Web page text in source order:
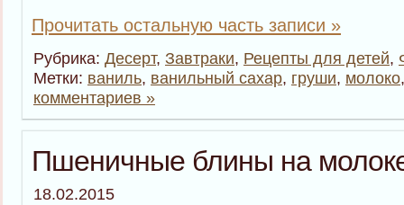
Прочитать остальную часть записи »
Рубрика: Десерт, Завтраки, Рецепты для детей,
Метки: ваниль, ванильный сахар, груши, молоко
комментариев »
Пшеничные блины на
18.02.2015